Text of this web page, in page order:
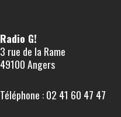
Radio G!
3 rue de la Rame
49100 Angers
Téléphone : 02 41 60 47 47